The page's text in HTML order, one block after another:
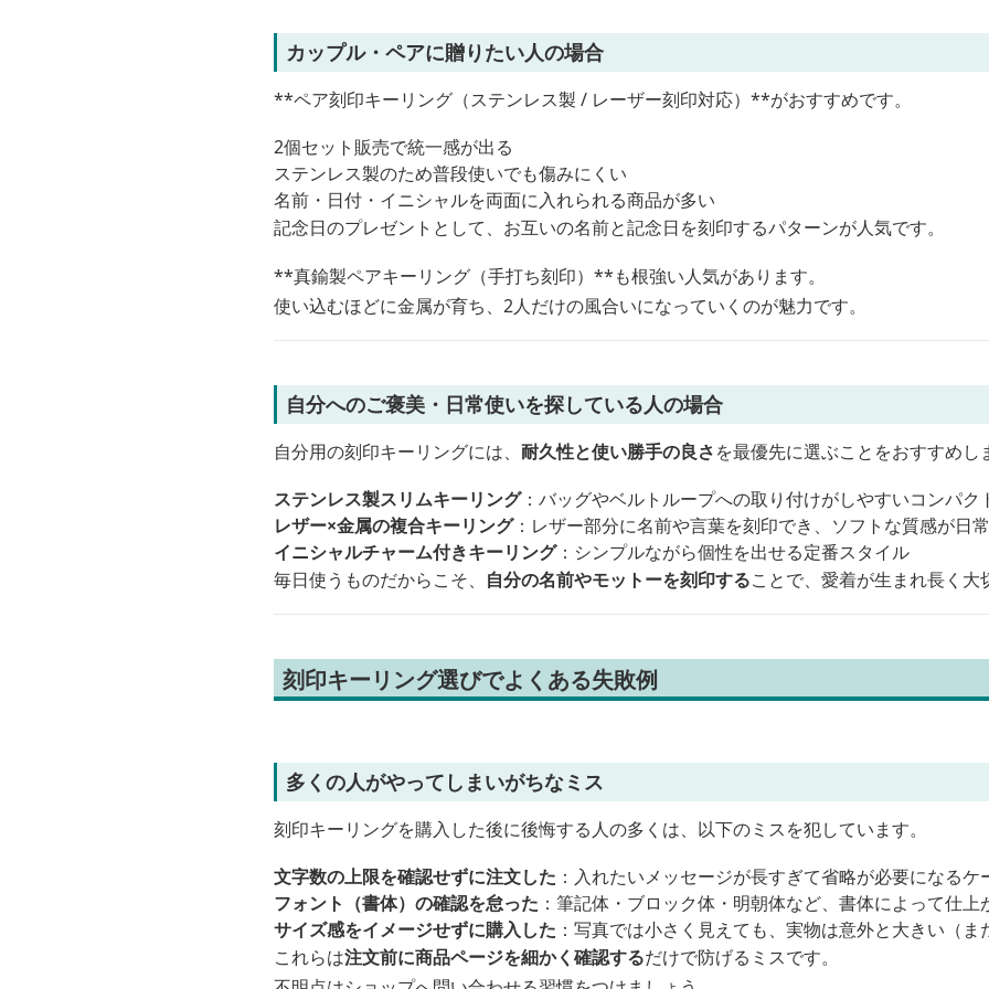
カップル・ペアに贈りたい人の場合
**ペア刻印キーリング（ステンレス製 / レーザー刻印対応）**がおすすめです。
2個セット販売で統一感が出る
ステンレス製のため普段使いでも傷みにくい
名前・日付・イニシャルを両面に入れられる商品が多い
記念日のプレゼントとして、お互いの名前と記念日を刻印するパターンが人気です。
**真鍮製ペアキーリング（手打ち刻印）**も根強い人気があります。
使い込むほどに金属が育ち、2人だけの風合いになっていくのが魅力です。
自分へのご褒美・日常使いを探している人の場合
自分用の刻印キーリングには、 耐久性と使い勝手の良さを最優先に選ぶことをおすすめし
ステンレス製スリムキーリング：バッグやベルトループへの取り付けがしやすいコンパク
レザー×金属の複合キーリング：レザー部分に名前や言葉を刻印でき、ソフトな質感が日
イニシャルチャーム付きキーリング：シンプルながら個性を出せる定番スタイル
毎日使うものだからこそ、 自分の名前やモットーを刻印することで、愛着が生まれ長く大
刻印キーリング選びでよくある失敗例
多くの人がやってしまいがちなミス
刻印キーリングを購入した後に後悔する人の多くは、以下のミスを犯しています。
文字数の上限を確認せずに注文した ：入れたいメッセージが長すぎて省略が必要になる
フォント（書体）の確認を怠った ：筆記体・ブロック体・明朝体など、書体によって仕
サイズ感をイメージせずに購入した ：写真では小さく見えても、実物は意外と大きい（
これらは注文前に商品ページを細かく確認するだけで防げるミスです。